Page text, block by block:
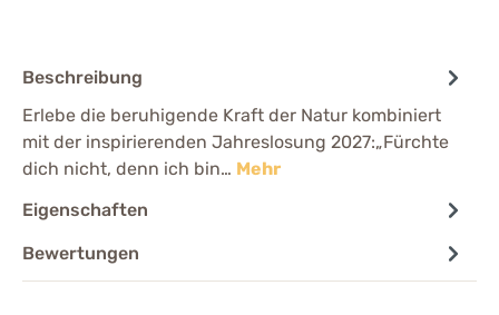
Beschreibung
Erlebe die beruhigende Kraft der Natur kombiniert
mit der inspirierenden Jahreslosung 2027:„Fürchte
dich nicht, denn ich bin… Mehr
Eigenschaften
Bewertungen